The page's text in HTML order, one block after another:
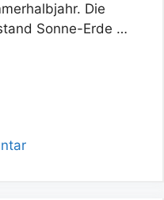
Die
Sonne-Erde …